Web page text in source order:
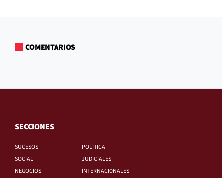
COMENTARIOS
SECCIONES
SUCESOS
POLÍTICA
SOCIAL
JUDICIALES
NEGOCIOS
INTERNACIONALES